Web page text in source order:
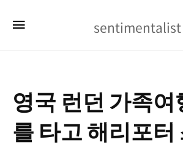
sentimentalist
영국 런던 가족여
를 타고 해리포터